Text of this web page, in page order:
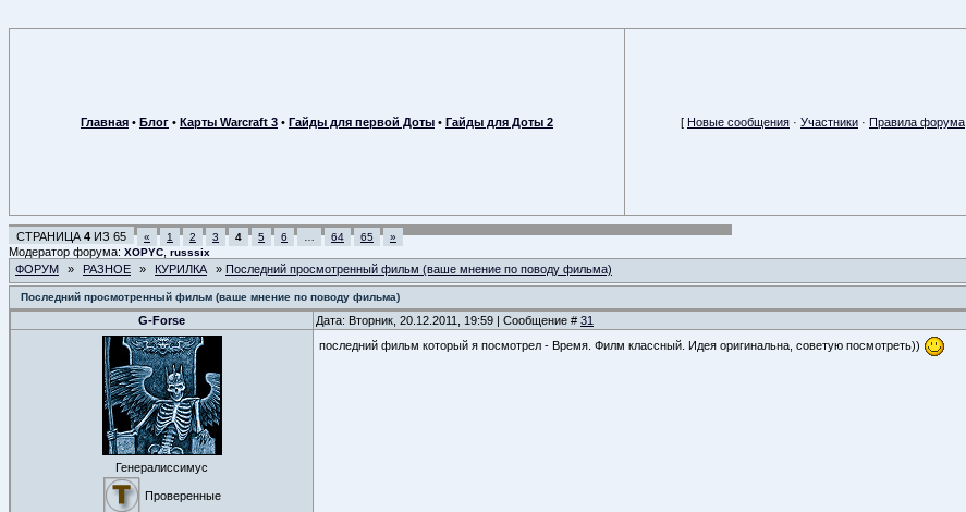
Главная • Блог • Карты Warcraft 3 • Гайды для первой Доты • Гайды для Доты 2 [ Новые сообщения · Участники · Правила форума
СТРАНИЦА 4 ИЗ 65 « 1 2 3 4 5 6 64 65 »
Модератор форума: XOPYC russsix
ФОРУМ » РАЗНОЕ » КУРИЛКА » Последний просмотренный фильм (ваше мнение по поводу фильма)
Последний просмотренный фильм (ваше мнение по поводу фильма)
G-Forse Дата: Вторник, 20.12.2011, 19:59 | Сообщение # 31
Генералиссимус
Проверенные
последний фильм который я посмотрел - Время. Филм классный. Идея оригинальна, советую посмотреть))